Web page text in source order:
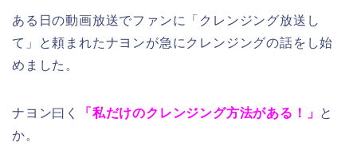
ある日の動画放送でファンに「クレンジング放送し
て」と頼まれたナヨンが急にクレンジングの話をし始
めました。
ナヨン曰く 「私だけのクレンジング方法がある！」 と
か。